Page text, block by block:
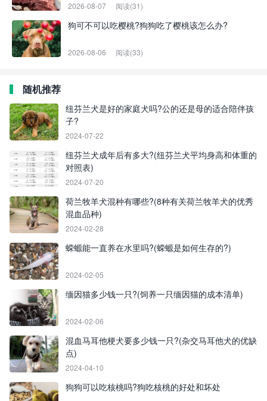
2026-08-07 阅读(31)
狗可不可以吃樱桃?狗狗吃了樱桃该怎么办?
2026-08-06 阅读(33)
随机推荐
纽芬兰犬是好的家庭犬吗?公的还是母的适合陪伴孩
子?
2024-07-22
纽芬兰犬成年后有多大?(纽芬兰犬平均身高和体重的
对照表)
2024-07-20
荷兰牧羊犬混种有哪些?(8种有关荷兰牧羊犬的优秀
混血品种)
2024-02-28
蝾螈能一直养在水里吗?(蝾螈是如何生存的?)
2024-02-05
缅因猫多少钱一只?(饲养一只缅因猫的成本清单)
2024-02-06
混血马耳他梗犬要多少钱一只?(杂交马耳他犬的优缺
点)
2024-04-10
狗狗可以吃核桃吗?狗吃核桃的好处和坏处